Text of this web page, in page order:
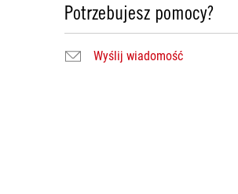
Potrzebujesz pomocy?
Wyślij wiadomość